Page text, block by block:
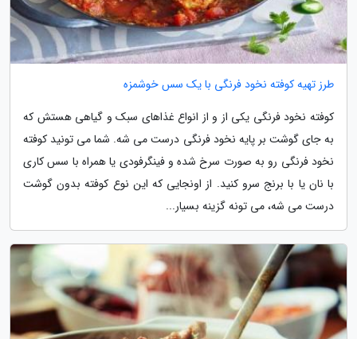
طرز تهیه کوفته نخود فرنگی با یک سس خوشمزه
کوفته نخود فرنگی یکی از و از انواع غذاهای سبک و گیاهی هستش که
به جای گوشت بر پایه نخود فرنگی درست می شه. شما می تونید کوفته
نخود فرنگی رو به صورت سرخ شده و فینگرفودی یا همراه با سس کاری
با نان یا با برنج سرو کنید. از اونجایی که این نوع کوفته بدون گوشت
درست می شه، می تونه گزینه بسیار...